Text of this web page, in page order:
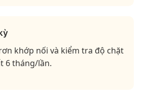
khớp nối và kiểm tra độ chặt
6 tháng/lần.